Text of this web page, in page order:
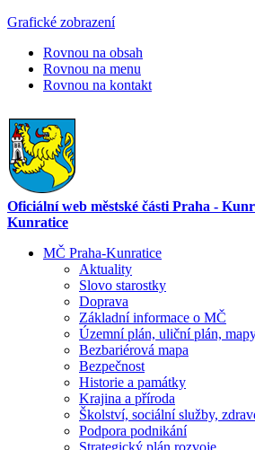
Grafické zobrazení
Rovnou na obsah
Rovnou na menu
Rovnou na kontakt
Oficiální web městské části Praha -
Kunratice
MČ Praha-Kunratice
Aktuality
Slovo starostky
Doprava
Základní informace o MČ
Územní plán, uliční plán,
Bezbariérová mapa
Bezpečnost
Historie a památky
Krajina a příroda
Školství, sociální služby,
Podpora podnikání
Strategický plán rozvoje